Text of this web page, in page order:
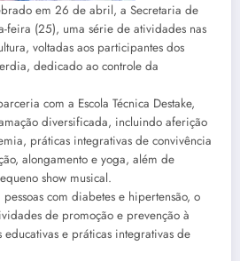
em 26 de abril, a Secretaria de
feira (25), uma série de atividades nas
voltadas aos participantes dos
dedicado ao controle da
com a Escola Técnica Destake,
diversificada, incluindo aferição
práticas integrativas de convivência
alongamento e yoga, além de
show musical.
com diabetes e hipertensão, o
de promoção e prevenção à
e práticas integrativas de